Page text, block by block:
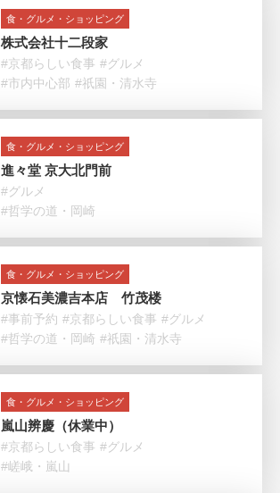
食・グルメ・ショッピング
株式会社十二段家
#京都らしい食事 #グルメ
#市内中心部 #祇園・清水寺
食・グルメ・ショッピング
進々堂 京大北門前
#グルメ
#哲学の道・岡崎
食・グルメ・ショッピング
京懐石美濃吉本店 竹茂楼
#事前予約 #京都らしい食事 #グルメ
#哲学の道・岡崎 #祇園・清水寺
食・グルメ・ショッピング
嵐山辨慶（休業中）
#京都らしい食事 #グルメ
#嵯峨・嵐山